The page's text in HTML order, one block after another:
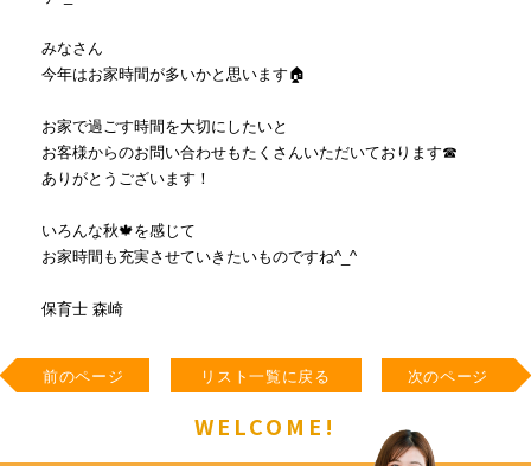
みなさん
今年はお家時間が多いかと思います🏠
お家で過ごす時間を大切にしたいと
お客様からのお問い合わせもたくさんいただいております☎︎
ありがとうございます！
いろんな秋🍁を感じて
お家時間も充実させていきたいものですね^_^
保育士 森崎
前のページ リスト一覧に戻る 次のページ
WELCOME!